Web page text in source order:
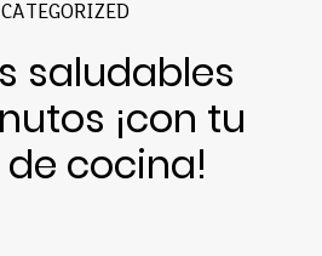
saludables
¡con tu
cocina!